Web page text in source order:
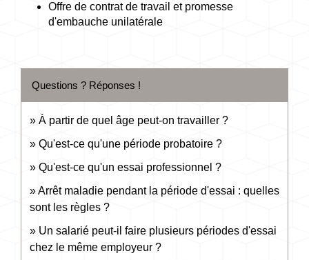
Offre de contrat de travail et promesse
d'embauche unilatérale
Questions ? Réponses !
À partir de quel âge peut-on travailler ?
Qu'est-ce qu'une période probatoire ?
Qu'est-ce qu'un essai professionnel ?
Arrêt maladie pendant la période d'essai : quelles
sont les règles ?
Un salarié peut-il faire plusieurs périodes d'essai
chez le même employeur ?